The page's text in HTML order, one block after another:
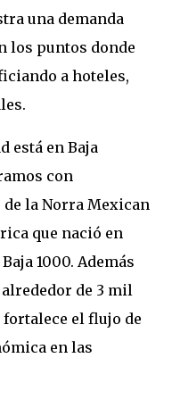
una demanda
los puntos donde
a hoteles,
está en Baja
con
la Norra Mexican
que nació en
1000. Además
de 3 mil
el flujo de
en las